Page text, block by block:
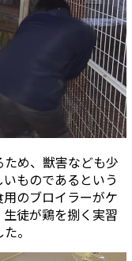
め、獣害なども少
ものであるという
のブロイラーがケ
徒が鶏を捌く実習
。